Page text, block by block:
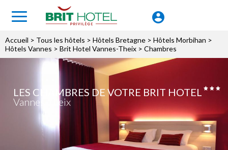
Accueil > Tous les hôtels > Hôtels Bretagne > Hôtels Morbihan >
Hôtels Vannes > Brit Hotel Vannes-Theix > Chambres
LES CHAMBRES DE VOTRE BRIT HOTEL
Vannes-Theix